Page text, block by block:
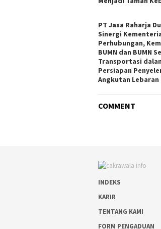
PT Jasa Raharja
Sinergi
Perhubungan,
BUMN dan BUMN
Transportasi
Persiapan
Angkutan Lebaran
COMMENT
INDEKS
KARIR
TENTANG KAMI
FORM PENGADUAN